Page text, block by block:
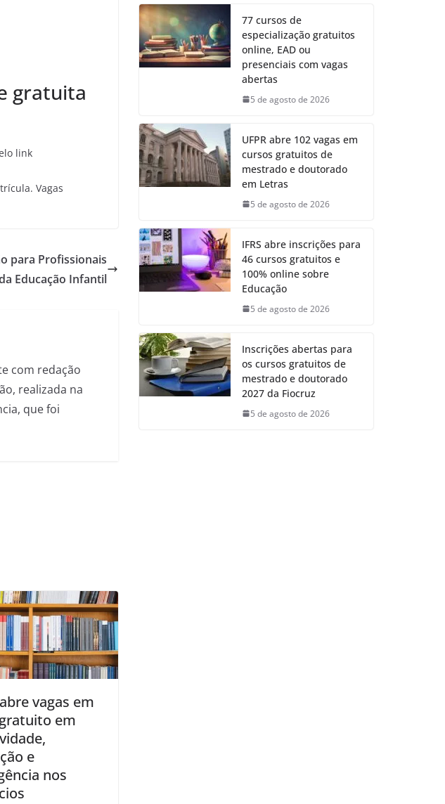
gratuita
link
Vagas
para Profissionais
Educação Infantil
com redação
realizada na
que foi
vagas em
em
e
nos
77 cursos de
especialização gratuitos
online, EAD ou
presenciais com vagas
abertas
5 de agosto de 2026
UFPR abre 102 vagas em
cursos gratuitos de
mestrado e doutorado
em Letras
5 de agosto de 2026
IFRS abre inscrições para
46 cursos gratuitos e
100% online sobre
Educação
5 de agosto de 2026
Inscrições abertas para
os cursos gratuitos de
mestrado e doutorado
2027 da Fiocruz
5 de agosto de 2026